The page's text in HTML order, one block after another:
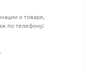
о товаре,
по телефону: